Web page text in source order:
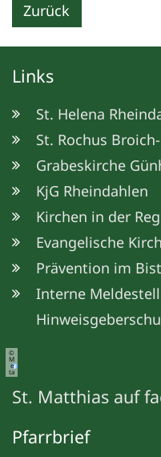
Zurück
Links
St. Helena
St. Rochus
Grabeskirche
KjG Rheindahlen
Kirchen in der
Evangelische
Prävention im
Interne
©
M
e
ta
St. Matthias auf
Pfarrbrief